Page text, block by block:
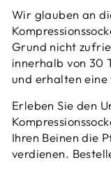
Wir glauben an
Grund nicht
innerhalb von 30
und erhalten
Erleben Sie den
Ihren Beinen die
verdienen.